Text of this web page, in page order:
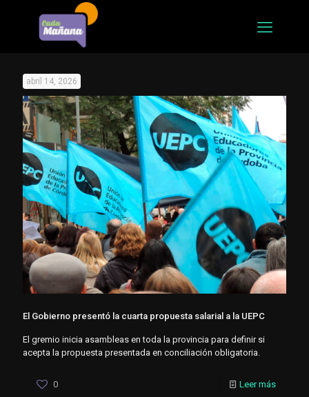
abril 14, 2026
El Gobierno presentó la cuarta propuesta salarial a la UEPC
El gremio inicia asambleas en toda la provincia para definir si
acepta la propuesta presentada en conciliación obligatoria.
0 Leer más